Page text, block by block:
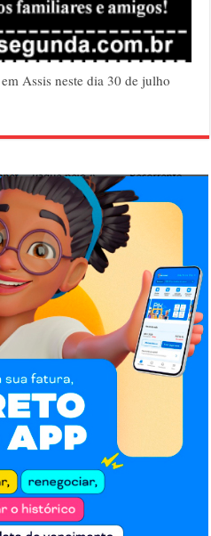
Assis neste dia 30 de julho